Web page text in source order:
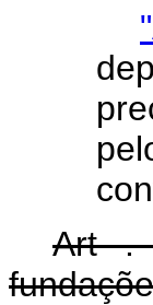
Art .